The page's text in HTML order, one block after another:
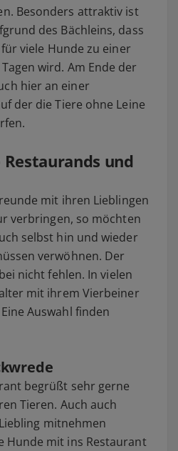
Besonders attraktiv ist
des Bächleins, dass
viele Hunde zu einer
wird. Am Ende der
hier an einer
der die Tiere ohne Leine
und
mit ihren Lieblingen
verbringen, so möchten
selbst hin und wieder
verwöhnen. Der
nicht fehlen. In vielen
mit ihrem Vierbeiner
Auswahl finden
begrüßt sehr gerne
Tieren. Auch auch
mitnehmen
Hunde mit ins Restaurant